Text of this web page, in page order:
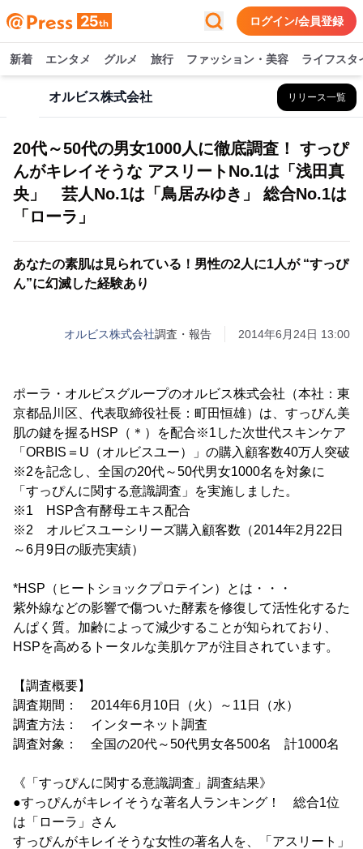
ログイン/会員登録
新着 エンタメ グルメ 旅行 ファッション・美容 ライフスタ
オルビス株式会社 リリース一覧
20代～50代の男女1000人に徹底調査！ すっぴ
んがキレイそうな アスリートNo.1は「浅田真
央」 芸人No.1は「鳥居みゆき」 総合No.1は
「ローラ」
あなたの素肌は見られている！男性の2人に1人が “すっぴ
ん”に幻滅した経験あり
オルビス株式会社調査・報告 2014年6月24日 13:00
ポーラ・オルビスグループのオルビス株式会社（本社：東
京都品川区、代表取締役社長：町田恒雄）は、すっぴん美
肌の鍵を握るHSP（＊）を配合※1した次世代スキンケア
「ORBIS＝U（オルビスユー）」の購入顧客数40万人突破
※2を記念し、全国の20代～50代男女1000名を対象に
「すっぴんに関する意識調査」を実施しました。
※1 HSP含有酵母エキス配合
※2 オルビスユーシリーズ購入顧客数（2014年2月22日
～6月9日の販売実績）
*HSP（ヒートショックプロテイン）とは・・・
紫外線などの影響で傷ついた酵素を修復して活性化するた
んぱく質。加齢によって減少することが知られており、
HSPを高めるトータルな美肌ケアが注目されています。
【調査概要】
調査期間： 2014年6月10日（火）～11日（水）
調査方法： インターネット調査
調査対象： 全国の20代～50代男女各500名 計1000名
《「すっぴんに関する意識調査」調査結果》
●すっぴんがキレイそうな著名人ランキング！ 総合1位
は「ローラ」さん
すっぴんがキレイそうな女性の著名人を、「アスリート」